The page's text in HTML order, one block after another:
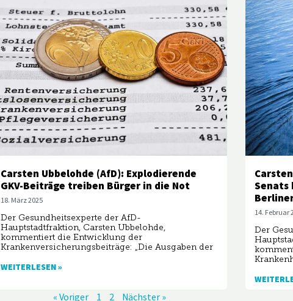
Carsten Ubbelohde (AfD): Explodierende
GKV-Beiträge treiben Bürger in die Not
18. März 2025
Der Gesundheitsexperte der AfD-
Hauptstadtfraktion, Carsten Ubbelohde,
kommentiert die Entwicklung der
Krankenversicherungsbeiträge: „Die Ausgaben der
WEITERLESEN »
Senats
14. Februar
Der
« Voriger
1 2 Nächster »